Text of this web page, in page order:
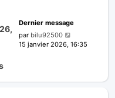
Dernier message
par bilu92500
15 janvier 2026, 16:35